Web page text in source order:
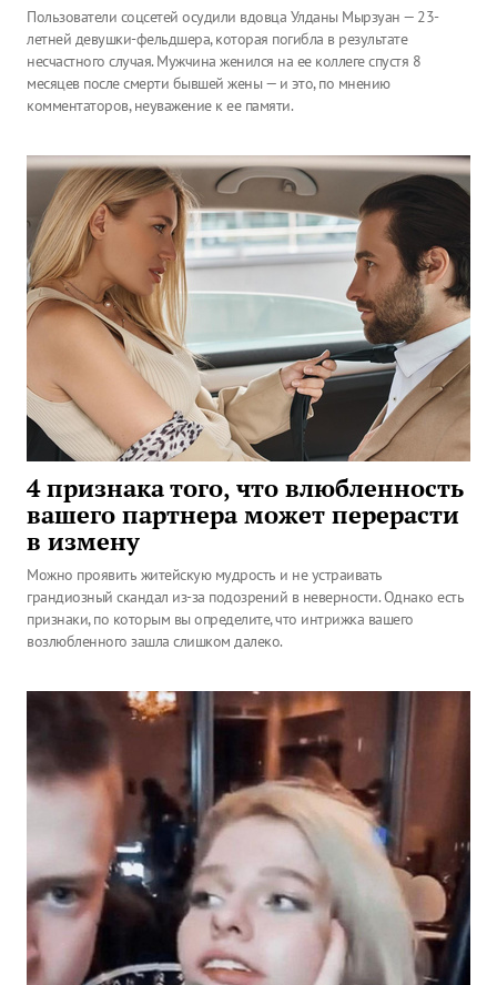
Пользователи соцсетей осудили вдовца Улданы Мырзуан — 23-
летней девушки-фельдшера, которая погибла в результате
несчастного случая. Мужчина женился на ее коллеге спустя 8
месяцев после смерти бывшей жены — и это, по мнению
комментаторов, неуважение к ее памяти.
4 признака того, что влюбленность
вашего партнера может перерасти
в измену
Можно проявить житейскую мудрость и не устраивать
грандиозный скандал из-за подозрений в неверности. Однако есть
признаки, по которым вы определите, что интрижка вашего
возлюбленного зашла слишком далеко.